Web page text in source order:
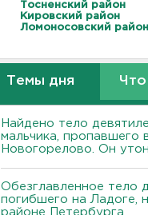
Тосненский район
Кировский район
Ломоносовский район
Темы дня Что
Найдено тело
мальчика, пропавшего
Новогорелово. Он
Обезглавленное тело
погибшего на Ладоге,
районе Петербурга